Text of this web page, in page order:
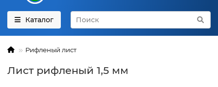
Каталог
Рифленый лист
Лист рифленый 1,5 мм